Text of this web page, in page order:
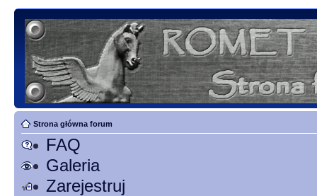
Strona główna forum
FAQ
Galeria
Zarejestruj